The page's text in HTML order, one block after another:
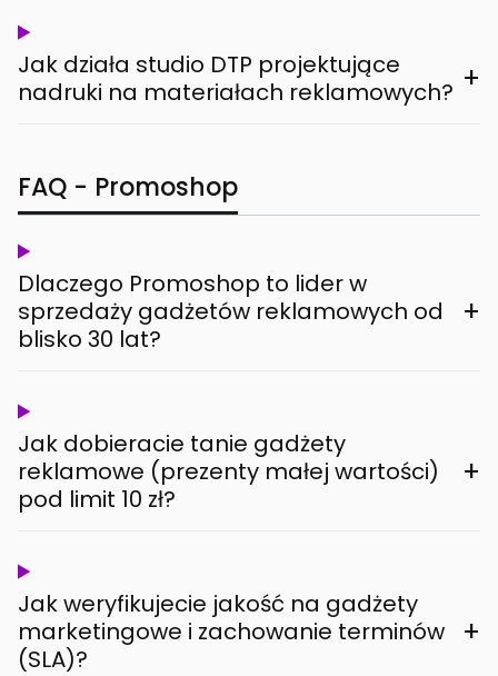
Jak działa studio DTP projektujące
nadruki na materiałach reklamowych? +
FAQ - Promoshop
Dlaczego Promoshop to lider w
sprzedaży gadżetów reklamowych od
blisko 30 lat?
+
Jak dobieracie tanie gadżety
reklamowe (prezenty małej wartości)
pod limit 10 zł?
+
Jak weryfikujecie jakość na gadżety
marketingowe i zachowanie terminów
(SLA)?
+